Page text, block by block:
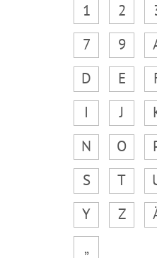
1 2
7
9
D
E
I
J
N
O
S
T
Y
Z
„